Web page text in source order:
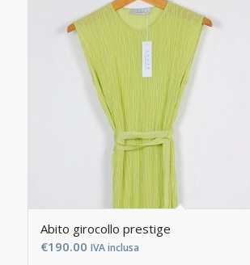
Abito girocollo prestige
€190.00 IVA inclusa